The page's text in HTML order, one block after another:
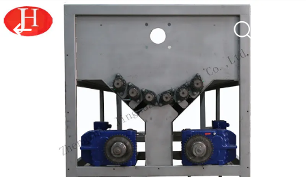
RUMAH
PRODUK
Zhengzhou
Jinghua
Industry
Co.,Ltd..